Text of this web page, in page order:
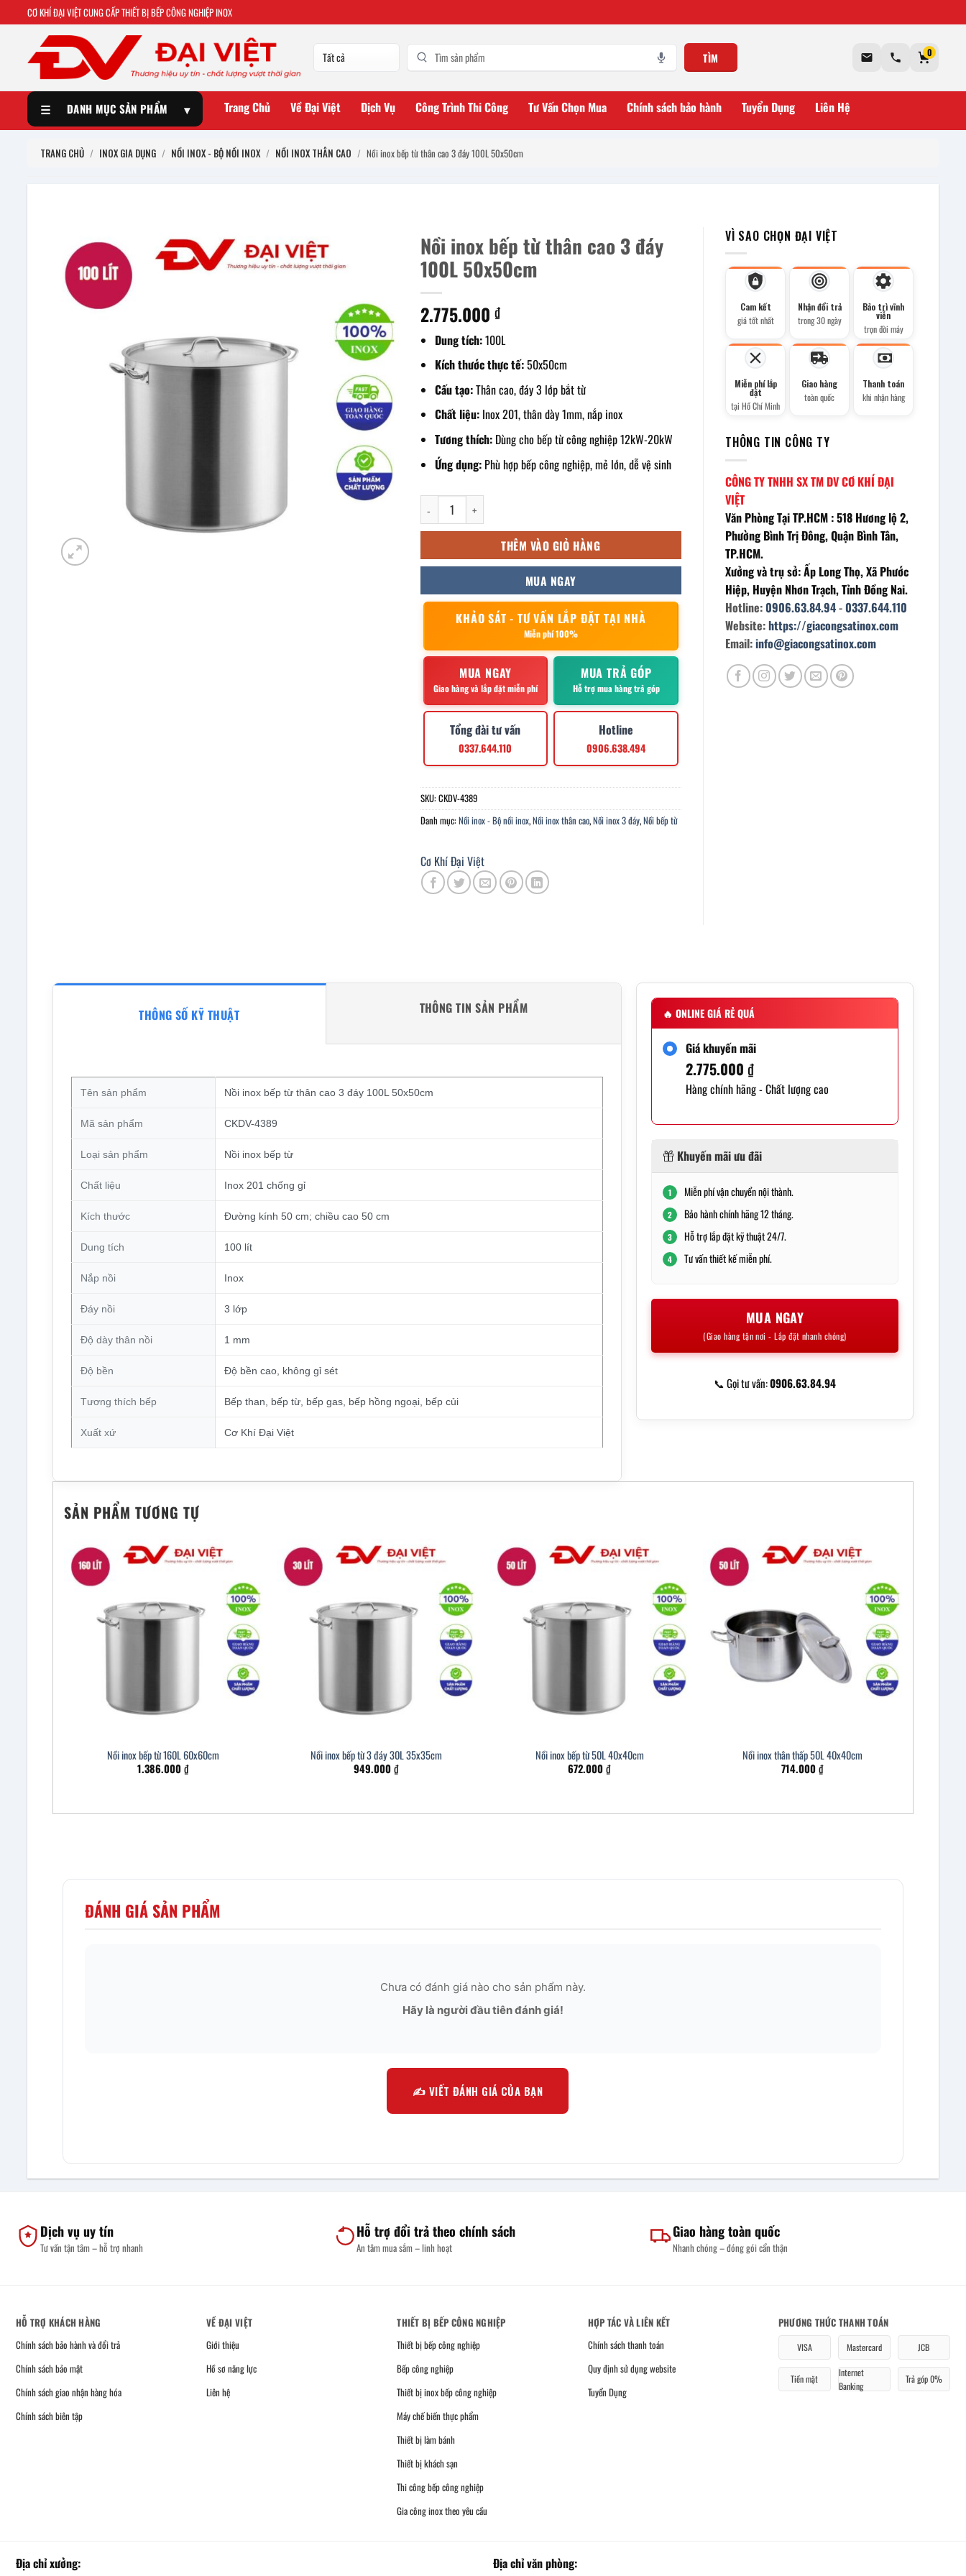
CƠ KHÍ ĐẠI VIỆT CUNG CẤP THIẾT BỊ BẾP CÔNG NGHIỆP INOX
TÌM 0
☰ DANH MỤC SẢN PHẨM ▾ Trang Chủ Về Đại Việt Dịch Vụ Công Trình Thi Công Tư Vấn Chọn Mua Chính sách bảo hành Tuyển Dụng Liên Hệ
TRANG CHỦ / INOX GIA DỤNG / NỒI INOX - BỘ NỒI INOX / NỒI INOX THÂN CAO / Nồi inox bếp từ thân cao 3 đáy 100L 50x50cm
Nồi inox bếp từ thân cao 3 đáy
100L 50x50cm
2.775.000 ₫
Dung tích:100L
Kích thước thực tế:50x50cm
Cấu tạo:Thân cao, đáy 3 lớp bắt từ
Chất liệu: Inox 201, thân dày 1mm, nắp inox
Tương thích: Dùng cho bếp từ công nghiệp 12kW-20kW
Ứng dụng: Phù hợp bếp công nghiệp, mẻ lớn, dễ vệ sinh
Nồi inox bếp từ thân cao 3 đáy 100L 50x50cm số lượng
THÊM VÀO GIỎ HÀNG
MUA NGAY
KHẢO SÁT - TƯ VẤN LẮP ĐẶT TẠI NHÀ
Miễn phí 100%
MUA NGAY
Giao hàng và lắp đặt miễn phí
MUA TRẢ GÓP
Hỗ trợ mua hàng trả góp
Tổng đài tư vấn
0337.644.110
Hotline
0906.638.494
SKU:CKDV-4389
Danh mục:Nồi inox - Bộ nồi inox,Nồi inox thân cao,Nồi inox 3 đáy,Nồi bếp từ
Cơ Khí Đại Việt
VÌ SAO CHỌN ĐẠI VIỆT
Cam kết
giá tốt nhất
Nhận đổi trả
trong 30 ngày
Bảo trì vĩnh
viễn
trọn đời máy
Miễn phí lắp
đặt
tại Hồ Chí Minh
Giao hàng
toàn quốc
Thanh toán
khi nhận hàng
THÔNG TIN CÔNG TY
CÔNG TY TNHH SX TM DV CƠ KHÍ ĐẠI
VIỆT
Văn Phòng Tại TP.HCM : 518 Hương lộ 2,
Phường Bình Trị Đông, Quận Bình Tân,
TP.HCM.
Xưởng và trụ sở: Ấp Long Thọ, Xã Phước
Hiệp, Huyện Nhơn Trạch, Tỉnh Đồng Nai.
Hotline:0906.63.84.94-0337.644.110
Website:https://giacongsatinox.com
Email:info@giacongsatinox.com
THÔNG SỐ KỸ THUẬT THÔNG TIN SẢN PHẨM
Tên sản phẩm Nồi inox bếp từ thân cao 3 đáy 100L 50x50cm
Mã sản phẩm CKDV-4389
Loại sản phẩm Nồi inox bếp từ
Chất liệu Inox 201 chống gỉ
Kích thước Đường kính 50 cm; chiều cao 50 cm
Dung tích 100 lít
Nắp nồi Inox
Đáy nồi 3 lớp
Độ dày thân nồi 1 mm
Độ bền Độ bền cao, không gỉ sét
Tương thích bếp Bếp than, bếp từ, bếp gas, bếp hồng ngoại, bếp củi
Xuất xứ Cơ Khí Đại Việt
🔥 ONLINE GIÁ RẺ QUÁ
Giá khuyến mãi
2.775.000 ₫
Hàng chính hãng - Chất lượng cao
Khuyến mãi ưu đãi
1 Miễn phí vận chuyển nội thành.
2 Bảo hành chính hãng 12 tháng.
3 Hỗ trợ lắp đặt kỹ thuật 24/7.
4 Tư vấn thiết kế miễn phí.
MUA NGAY
(Giao hàng tận nơi - Lắp đặt nhanh chóng)
📞 Gọi tư vấn:0906.63.84.94
SẢN PHẨM TƯƠNG TỰ
Nồi inox bếp từ 160L 60x60cm
1.386.000₫
Nồi inox bếp từ 3 đáy 30L 35x35cm
949.000₫
Nồi inox bếp từ 50L 40x40cm
672.000₫
Nồi inox thân thấp 50L 40x40cm
714.000₫
ĐÁNH GIÁ SẢN PHẨM
Chưa có đánh giá nào cho sản phẩm này.
Hãy là người đầu tiên đánh giá!
✍️ VIẾT ĐÁNH GIÁ CỦA BẠN
Dịch vụ uy tín
Tư vấn tận tâm – hỗ trợ nhanh
Hỗ trợ đổi trả theo chính sách
An tâm mua sắm – linh hoạt
Giao hàng toàn quốc
Nhanh chóng – đóng gói cẩn thận
HỖ TRỢ KHÁCH HÀNG
Chính sách bảo hành và đổi trả
Chính sách bảo mật
Chính sách giao nhận hàng hóa
Chính sách biên tập
VỀ ĐẠI VIỆT
Giới thiệu
Hồ sơ năng lực
Liên hệ
THIẾT BỊ BẾP CÔNG NGHIỆP
Thiết bị bếp công nghiệp
Bếp công nghiệp
Thiết bị inox bếp công nghiệp
Máy chế biến thực phẩm
Thiết bị làm bánh
Thiết bị khách sạn
Thi công bếp công nghiệp
Gia công inox theo yêu cầu
HỢP TÁC VÀ LIÊN KẾT
Chính sách thanh toán
Quy định sử dụng website
Tuyển Dụng
PHƯƠNG THỨC THANH TOÁN
VISA Mastercard JCB
Tiền mặt
Internet
Banking
Trả góp 0%
Địa chỉ xưởng: Địa chỉ văn phòng: